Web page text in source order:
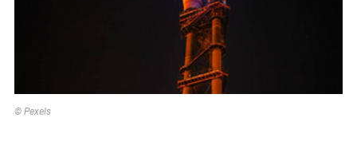
© Pexels